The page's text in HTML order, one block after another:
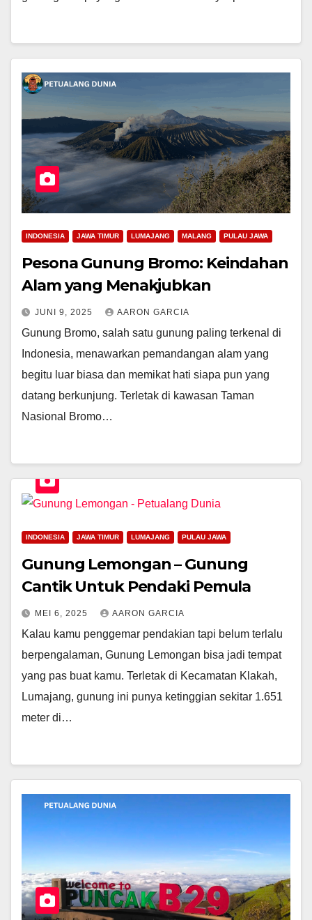
INDONESIA JAWA TIMUR LUMAJANG MALANG PULAU JAWA
Pesona Gunung Bromo: Keindahan
Alam yang Menakjubkan
JUNI 9, 2025 AARON GARCIA
Gunung Bromo, salah satu gunung paling terkenal di
Indonesia, menawarkan pemandangan alam yang
begitu luar biasa dan memikat hati siapa pun yang
datang berkunjung. Terletak di kawasan Taman
Nasional Bromo…
INDONESIA JAWA TIMUR LUMAJANG PULAU JAWA
Gunung Lemongan – Gunung
Cantik Untuk Pendaki Pemula
MEI 6, 2025 AARON GARCIA
Kalau kamu penggemar pendakian tapi belum terlalu
berpengalaman, Gunung Lemongan bisa jadi tempat
yang pas buat kamu. Terletak di Kecamatan Klakah,
Lumajang, gunung ini punya ketinggian sekitar 1.651
meter di…